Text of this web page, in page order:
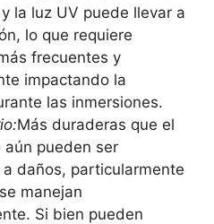
la luz UV puede llevar a
lo que requiere
frecuentes y
impactando la
las inmersiones.
Más duraderas que el
aún pueden ser
daños, particularmente
manejan
Si bien pueden